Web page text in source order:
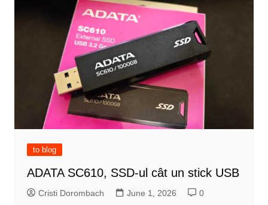
to blog
ADATA SC610, SSD-ul cât un stick USB
Cristi Dorombach June 1, 2026 0